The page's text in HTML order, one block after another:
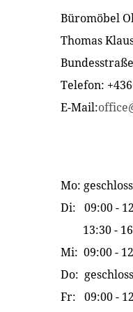
Büromöbel
Thomas
Telefon:
E-Mail:
Mo:
Di: 09:00 -
13:30 -
Mi: 09:00 -
Do:
Fr: 09:00 -